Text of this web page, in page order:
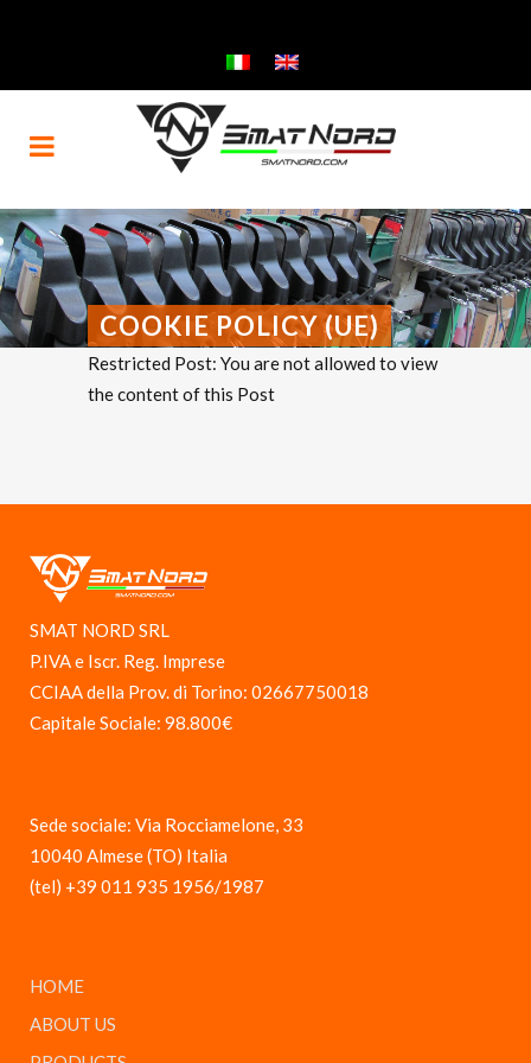
COOKIE POLICY (UE)
Restricted Post: You are not allowed to view
the content of this Post
SMAT NORD SRL
P.IVA e Iscr. Reg. Imprese
CCIAA della Prov. di Torino: 02667750018
Capitale Sociale: 98.800€
Sede sociale: Via Rocciamelone, 33
10040 Almese (TO) Italia
(tel) +39 011 935 1956/1987
HOME
ABOUT US